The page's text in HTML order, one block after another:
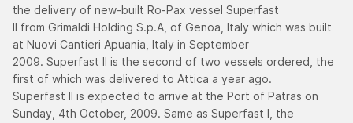
the delivery of new-built Ro-Pax vessel Superfast
II from Grimaldi Holding S.p.A, of Genoa, Italy which was built
at Nuovi Cantieri Apuania, Italy in September
2009. Superfast II is the second of two vessels ordered, the
first of which was delivered to Attica a year ago.
Superfast II is expected to arrive at the Port of Patras on
Sunday, 4th October, 2009. Same as Superfast I, the